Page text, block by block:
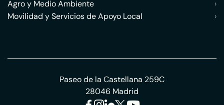
Agro y Medio Ambiente
›
Movilidad y Servicios de Apoyo Local
›
Paseo de la Castellana 259C
28046 Madrid